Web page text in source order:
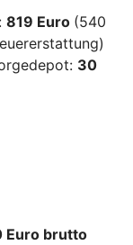
819 Euro (540
30
Euro brutto